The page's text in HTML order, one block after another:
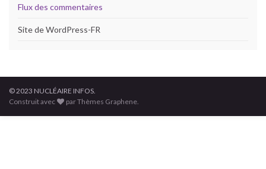
Flux des commentaires
Site de WordPress-FR
© 2023 NUCLÉAIRE INFOS.
Construit avec
par Thèmes Graphene.